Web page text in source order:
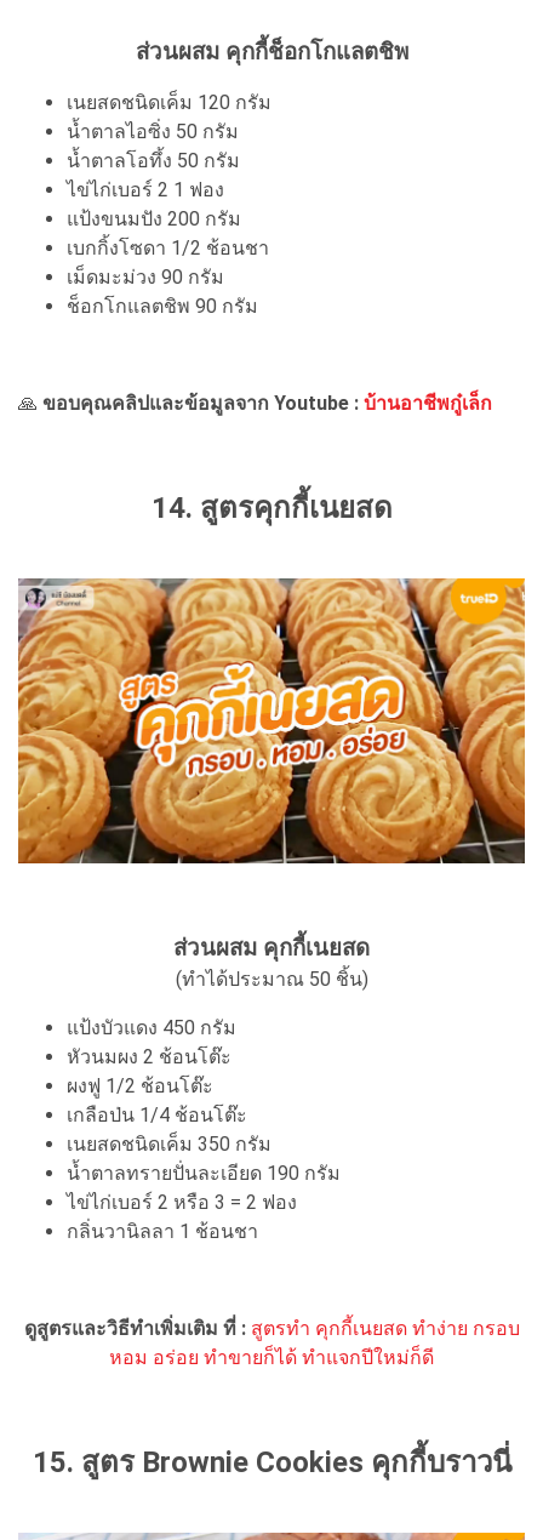
ส่วนผสม คุกกี้ช็อกโกแลตชิพ
เนยสดชนิดเค็ม 120 กรัม
น้ำตาลไอซิ่ง 50 กรัม
น้ำตาลโอทึ้ง 50 กรัม
ไข่ไก่เบอร์ 2 1 ฟอง
แป้งขนมปัง 200 กรัม
เบกกิ้งโซดา 1/2 ช้อนชา
เม็ดมะม่วง 90 กรัม
ช็อกโกแลตชิพ 90 กรัม
🙏 ขอบคุณคลิปและข้อมูลจาก Youtube : บ้านอาชีพกู๋เล็ก
14. สูตรคุกกี้เนยสด
ส่วนผสม คุกกี้เนยสด
(ทำได้ประมาณ 50 ชิ้น)
แป้งบัวแดง 450 กรัม
หัวนมผง 2 ช้อนโต๊ะ
ผงฟู 1/2 ช้อนโต๊ะ
เกลือป่น 1/4 ช้อนโต๊ะ
เนยสดชนิดเค็ม 350 กรัม
น้ำตาลทรายปั่นละเอียด 190 กรัม
ไข่ไก่เบอร์ 2 หรือ 3 = 2 ฟอง
กลิ่นวานิลลา 1 ช้อนชา
ดูสูตรและวิธีทำเพิ่มเติม ที่ : สูตรทำ คุกกี้เนยสด ทำง่าย กรอบ
หอม อร่อย ทำขายก็ได้ ทำแจกปีใหม่ก็ดี
15. สูตร Brownie Cookies คุกกี้บราวนี่